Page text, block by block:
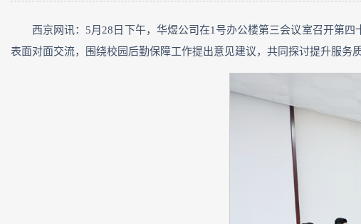
西京网讯：5月28日下午，华煜公司在1号办公楼第三会议室召开第
表面对面交流，围绕校园后勤保障工作提出意见建议，共同探讨提升服务